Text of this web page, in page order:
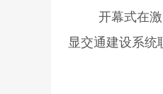
开幕式在
显交通建设系统